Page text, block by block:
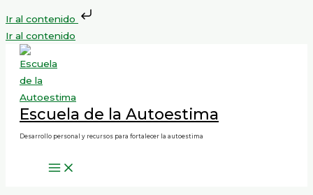
Ir al contenido
Ir al contenido
Escuela de la Autoestima
Desarrollo personal y recursos para fortalecer la autoestima